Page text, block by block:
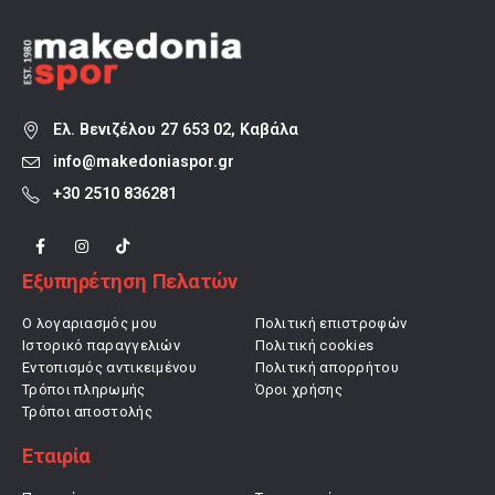
Ελ. Βενιζέλου 27 653 02, Καβάλα
info@makedoniaspor.gr
+30 2510 836281
Εξυπηρέτηση Πελατών
Ο λογαριασμός μου
Ιστορικό παραγγελιών
Εντοπισμός αντικειμένου
Τρόποι πληρωμής
Τρόποι αποστολής
Πολιτική επιστροφών
Πολιτική cookies
Πολιτική απορρήτου
Όροι χρήσης
Εταιρία